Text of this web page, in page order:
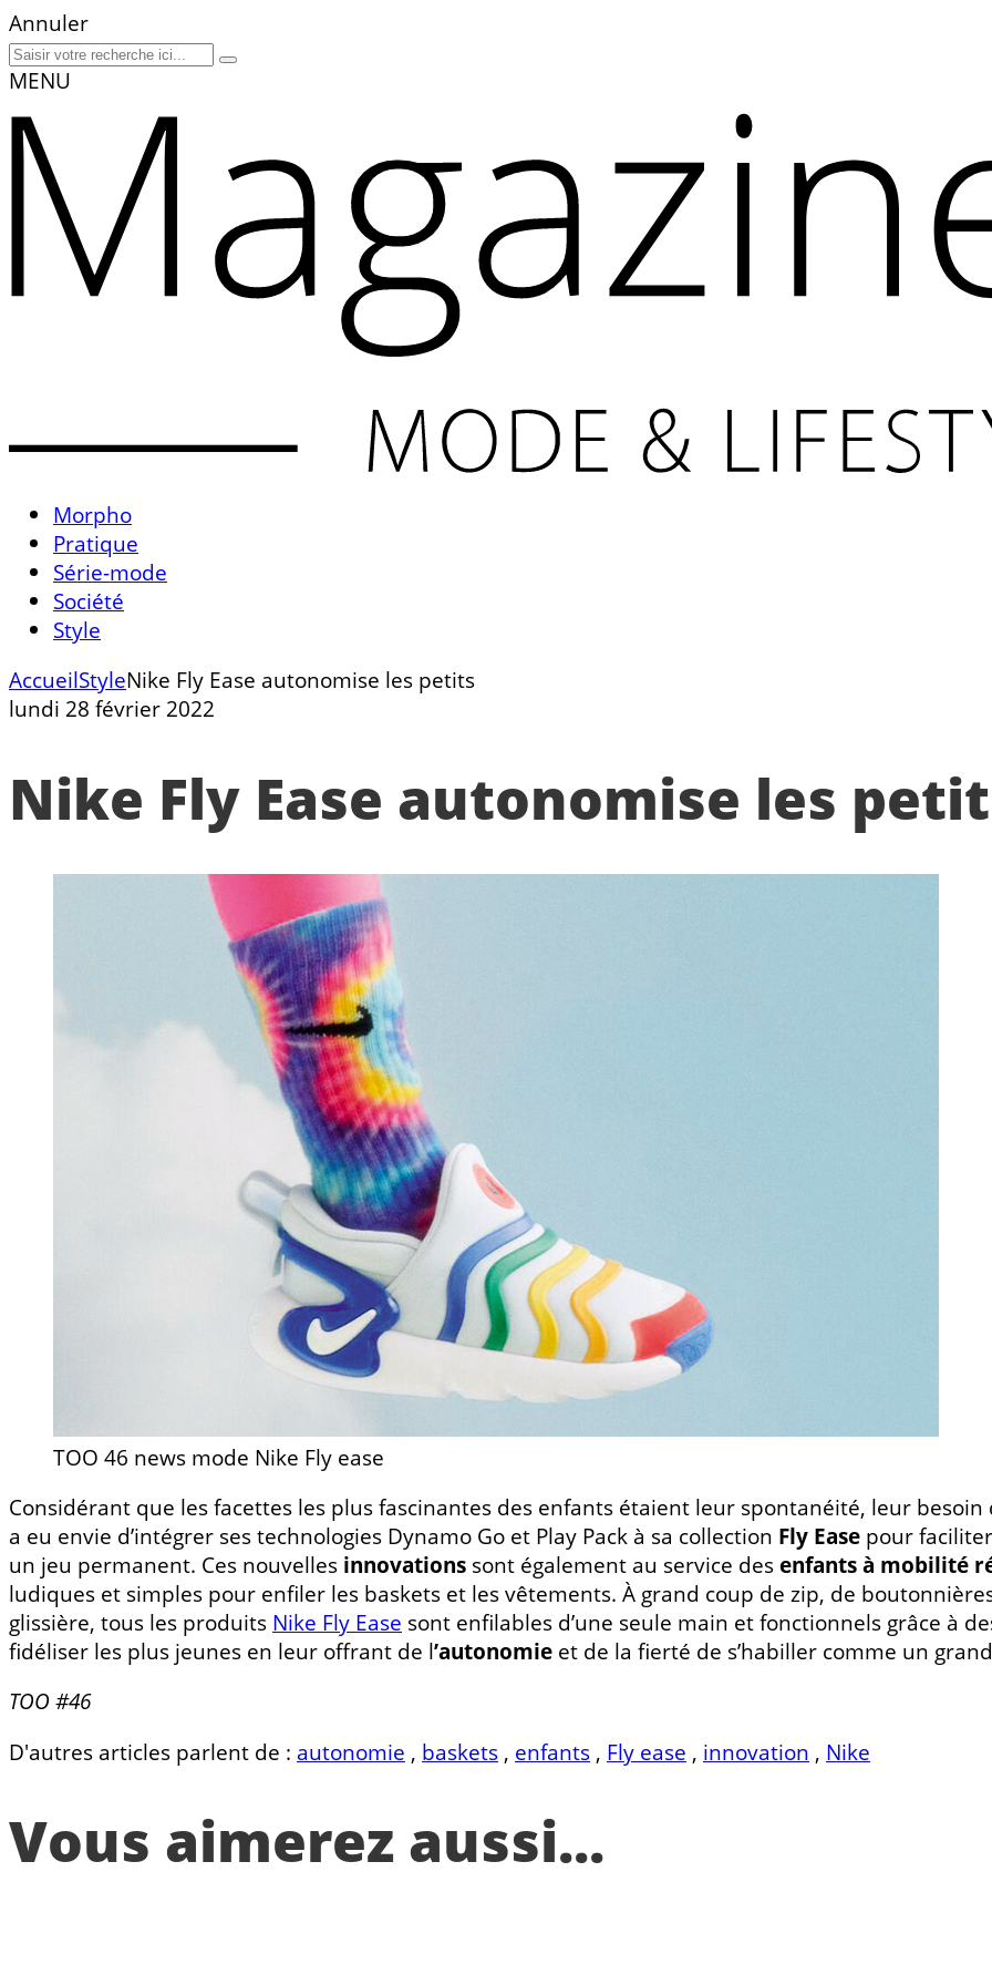
Annuler
MENU
Morpho
Pratique
Série-mode
Société
Style
AccueilStyleNike Fly Ease autonomise les petits
lundi 28 février 2022
Nike Fly Ease autonomise les
TOO 46 news mode Nike Fly ease
Considérant que les facettes les plus fascinantes des enfants étaient leur spontanéité, leur
a eu envie d’intégrer ses technologies Dynamo Go et Play Pack à sa collection Fly Ease pour
un jeu permanent. Ces nouvelles innovations sont également au service desenfants à mobilité
ludiques et simples pour enfiler les baskets et les vêtements. À grand coup de zip, de
glissière, tous les produits Nike Fly Ease sont enfilables d’une seule main et fonctionnels grâce à
fidéliser les plus jeunes en leur offrant de l’autonomie et de la fierté de s’habiller comme un
TOO #46
D'autres articles parlent de : autonomie , baskets , enfants , Fly ease , innovation , Nike
Vous aimerez aussi...